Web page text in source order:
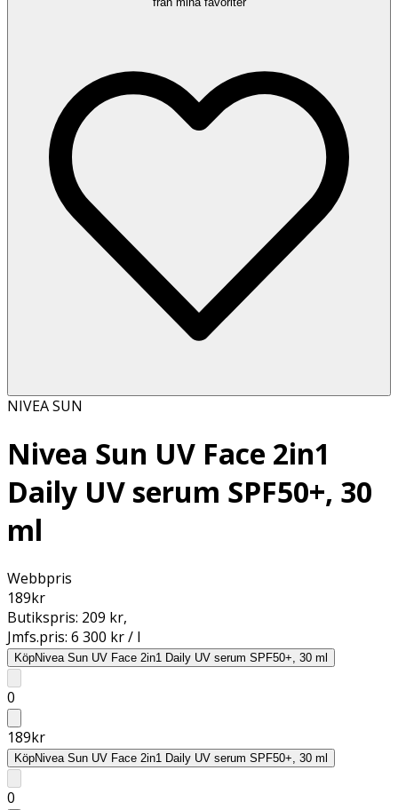
NIVEA SUN
Nivea Sun UV Face 2in1
Daily UV serum SPF50+, 30
ml
Webbpris
189kr
Butikspris: 209 kr,
Jmfs.pris: 6 300 kr / l
KöpNivea Sun UV Face 2in1 Daily UV serum SPF50+, 30 ml
0
189kr
KöpNivea Sun UV Face 2in1 Daily UV serum SPF50+, 30 ml
0